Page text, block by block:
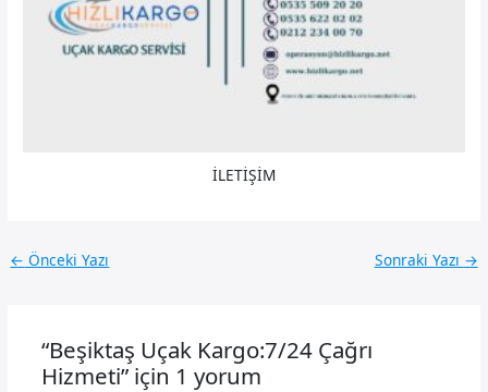
İLETİŞİM
← Önceki Yazı Sonraki Yazı →
“Beşiktaş Uçak Kargo:7/24 Çağrı
Hizmeti” için 1 yorum